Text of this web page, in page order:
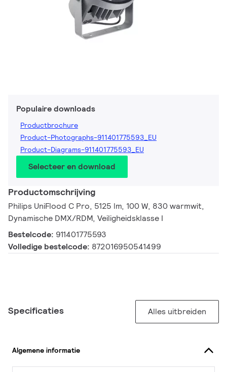
Populaire downloads
Productbrochure
Product-Photographs-911401775593_EU
Product-Diagrams-911401775593_EU
Selecteer en download
Productomschrijving
Philips UniFlood C Pro, 5125 lm, 100 W, 830 warmwit,
Dynamische DMX/RDM, Veiligheidsklasse I
Bestelcode: 911401775593
Volledige bestelcode: 872016950541499
Specificaties Alles uitbreiden
Algemene informatie